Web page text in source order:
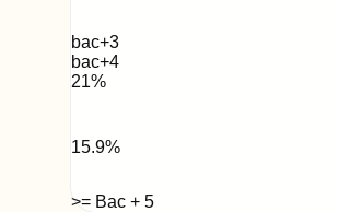
bac+3
bac+4
21%
15.9%
>= Bac + 5